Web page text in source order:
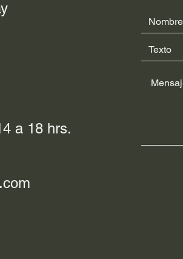
a 18 hrs.